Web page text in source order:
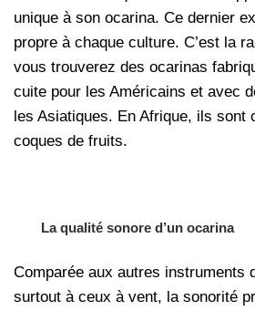
unique à son ocarina. Ce dernier
propre à chaque culture. C’est la
vous trouverez des ocarinas
cuite pour les Américains et avec
les Asiatiques. En Afrique, ils sont
coques de fruits.
La qualité sonore d’un ocarina
Comparée aux autres instruments
surtout à ceux à vent, la sonorité